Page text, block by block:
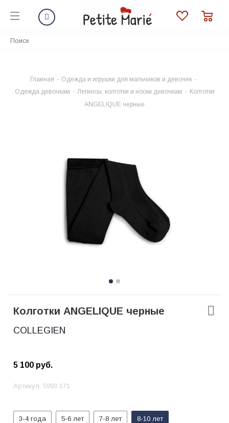
Главная - Одежда и игрушки для мальчиков и девочек -
Одежда девочкам - Легинсы, колготки и носки девочкам - Колготки
ANGELIQUE черные
Колготки ANGELIQUE черные
COLLEGIEN
5 100 руб.
Артикул: 5993 171
3-4 года 5-6 лет 7-8 лет 8-10 лет